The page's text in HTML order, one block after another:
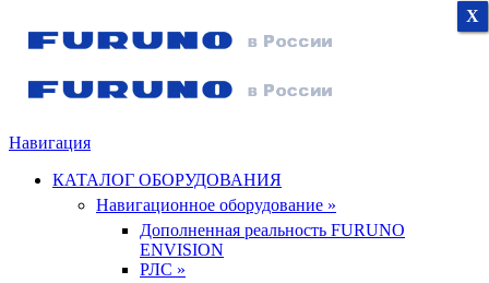
Навигация
КАТАЛОГ ОБОРУДОВАНИЯ
Навигационное оборудование »
Дополненная реальность FURUNO
ENVISION
РЛС »
X
X
X